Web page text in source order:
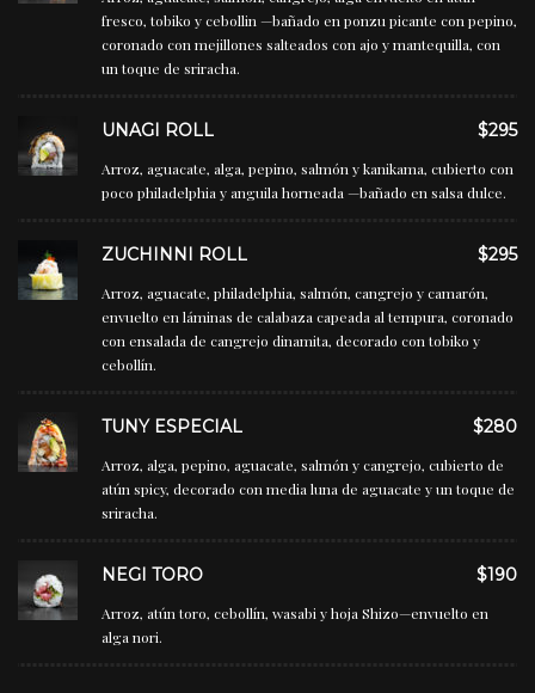
fresco, tobiko y cebollin —bañado en ponzu picante con pepino,
coronado con mejillones salteados con ajo y mantequilla, con
un toque de sriracha.
UNAGI ROLL $295
Arroz, aguacate, alga, pepino, salmón y kanikama, cubierto con
poco philadelphia y anguila horneada —bañado en salsa dulce.
ZUCHINNI ROLL $295
Arroz, aguacate, philadelphia, salmón, cangrejo y camarón,
envuelto en láminas de calabaza capeada al tempura, coronado
con ensalada de cangrejo dinamita, decorado con tobiko y
cebollín.
TUNY ESPECIAL $280
Arroz, alga, pepino, aguacate, salmón y cangrejo, cubierto de
atún spicy, decorado con media luna de aguacate y un toque de
sriracha.
NEGI TORO $190
Arroz, atún toro, cebollín, wasabi y hoja Shizo—envuelto en
alga nori.